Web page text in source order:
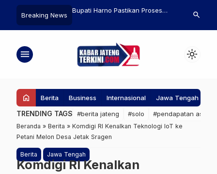
Breaking News
Bupati Harno Pastikan Proses
Peningkatan Jalan di Sulang dan
Pamotan Sesuai Spesifikasi
Penemuan Dinosaurus
Brasil Ungkap Sejarah
search
menu light_mode
home Berita Business Internasional Jawa Tengah
TRENDING TAGS #berita jateng #solo #pendapatan asli
Beranda » Berita » Komdigi RI Kenalkan Teknologi IoT ke
Petani Melon Desa Jetak Sragen
Berita Jawa Tengah
Komdigi RI Kenalkan